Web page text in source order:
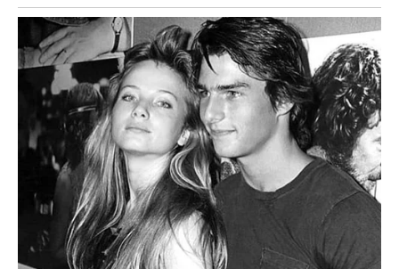
Unutrašnji mir
Po prvi put posle dugo vremena:
Više ne nosite prošlost
Više ne analizirate svaku emociju
Počinjete dauživate u sadašnjem trenutku